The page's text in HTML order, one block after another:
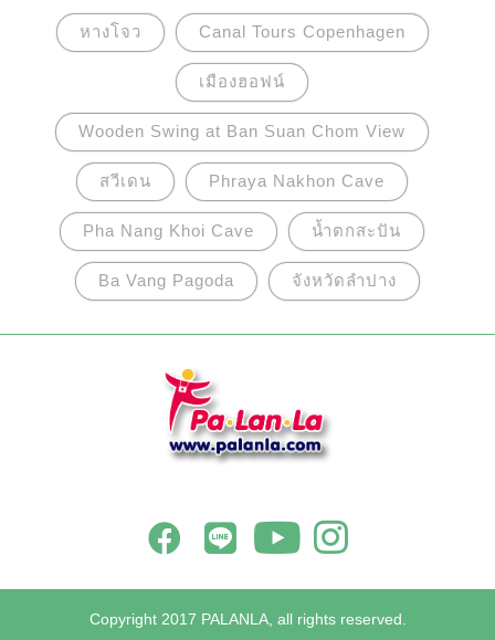
ที่สุดในเอเชียตะวันออกเฉียงใต้ เหตุผลทั้งหมดนี้
ทำให้หลวงพระบางได้รับการยกย่องให้เป็นมรดกโลก
ทางวัฒนธรรมจากองค์การยูเนสโกในปี ค.ศ.1995
หางโจว Canal Tours Copenhagen
เมืองฮอฟน์
Wooden Swing at Ban Suan Chom View
สวีเดน Phraya Nakhon Cave
Pha Nang Khoi Cave น้ำตกสะปัน
Ba Vang Pagoda จังหวัดลำปาง
Copyright 2017 PALANLA, all rights reserved.